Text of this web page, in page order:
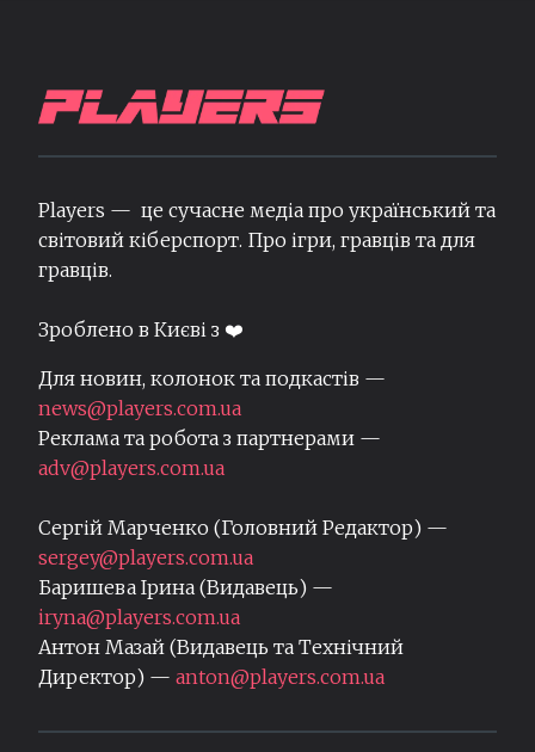
Players — це сучасне медіа про український та
світовий кіберспорт. Про ігри, гравців та для
гравців.
Зроблено в Києві з ❤️
Для новин, колонок та подкастів —
news@players.com.ua
Реклама та робота з партнерами —
adv@players.com.ua
Сергій Марченко (Головний Редактор) —
sergey@players.com.ua
Баришева Ірина (Видавець) —
iryna@players.com.ua
Антон Мазай (Видавець та Технічний
Директор) — anton@players.com.ua